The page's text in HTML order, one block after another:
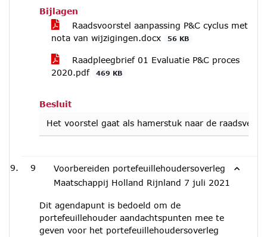
Bijlagen
Raadsvoorstel aanpassing P&C cyclus met
nota van wijzigingen.docx
56 KB
Raadpleegbrief 01 Evaluatie P&C proces
2020.pdf
469 KB
Besluit
Het voorstel gaat als hamerstuk naar de
9
Voorbereiden portefeuillehoudersoverleg
Maatschappij Holland Rijnland 7 juli 2021
Dit agendapunt is bedoeld om de
portefeuillehouder aandachtspunten mee te
geven voor het portefeuillehoudersoverleg